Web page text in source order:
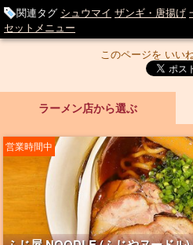
関連タグ シュウマイ ザンギ・唐揚げ
セットメニュー
このページを いい
ラーメン店から選ぶ
営業時間中